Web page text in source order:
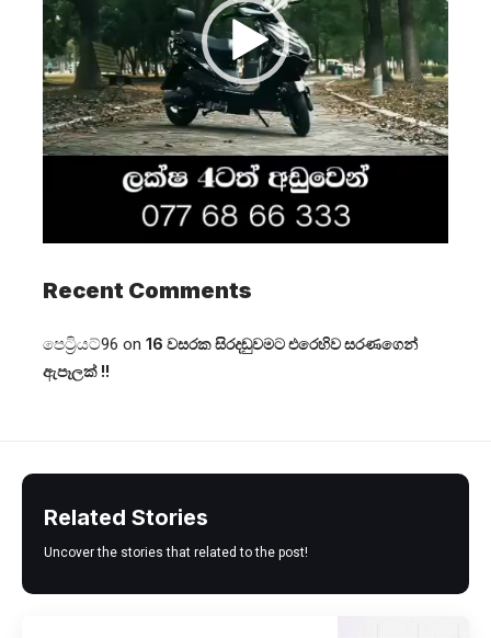
Recent Comments
පෙට්‍රියට්96 on 16 වසරක සිරදඬුවමට එරෙහිව සරණගෙන්
ඇපෑලක් !!
Related Stories
Uncover the stories that related to the post!